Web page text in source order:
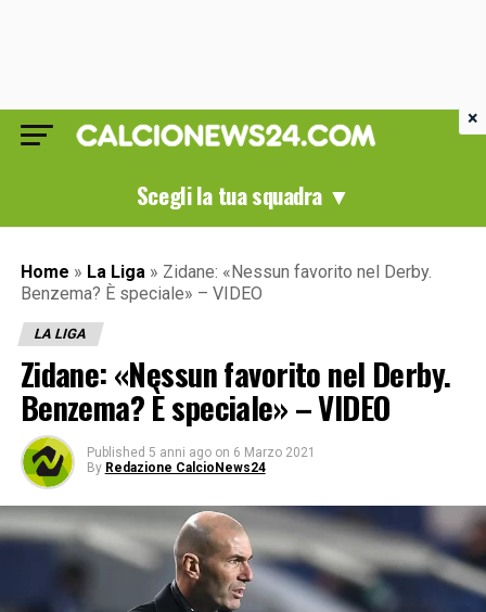
Scegli la tua squadra ▼
Home » La Liga » Zidane: «Nessun favorito nel Derby.
Benzema? È speciale» – VIDEO
LA LIGA
Zidane: «Nessun favorito nel Derby.
Benzema? È speciale» – VIDEO
Published 5 anni ago on 6 Marzo 2021
By Redazione CalcioNews24
×